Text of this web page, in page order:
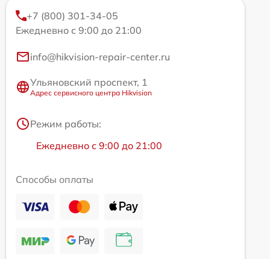
+7 (800) 301-34-05
Ежедневно с 9:00 до 21:00
info@hikvision-repair-center.ru
Ульяновский проспект, 1
Адрес сервисного центра Hikvision
Режим работы:
Ежедневно с 9:00 до 21:00
Способы оплаты